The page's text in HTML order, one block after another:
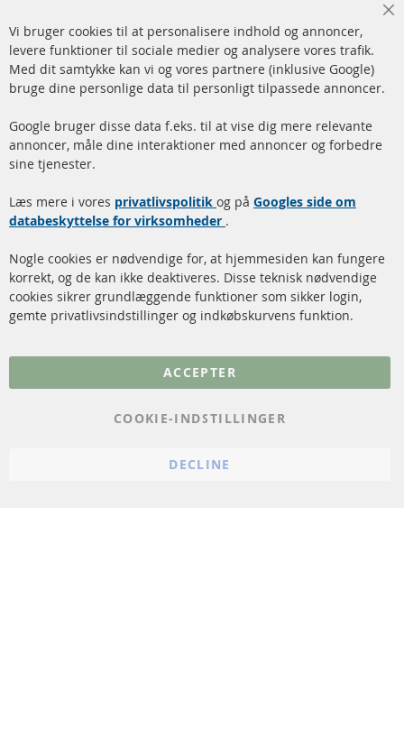
info@contra-automotive.de
www.contra-automotive.de
Facebook
Instagram
Hurtige links
Dieselpartikelfilter (DPF)
rengøring
Katalysator (KAT)
Sensorer
FAQ
Kundeservice
Betalingsmetoder
Kontakt
Vi bruger cookies til at personalisere indhold og annoncer,
levere funktioner til sociale medier og analysere vores trafik.
Med dit samtykke kan vi og vores partnere (inklusive Google)
bruge dine personlige data til personligt tilpassede annoncer.
Google bruger disse data f.eks. til at vise dig mere relevante
annoncer, måle dine interaktioner med annoncer og forbedre
sine tjenester.
Læs mere i vores privatlivspolitik og på Googles side om
databeskyttelse for virksomheder .
Nogle cookies er nødvendige for, at hjemmesiden kan fungere
korrekt, og de kan ikke deaktiveres. Disse teknisk nødvendige
cookies sikrer grundlæggende funktioner som sikker login,
gemte privatlivsindstillinger og indkøbskurvens funktion.
ACCEPTER
COOKIE-INDSTILLINGER
DECLINE